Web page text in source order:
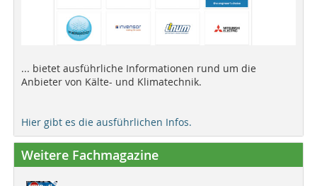
... bietet ausführliche Informationen rund um die
Anbieter von Kälte- und Klimatechnik.
Hier gibt es die ausführlichen Infos.
Weitere Fachmagazine